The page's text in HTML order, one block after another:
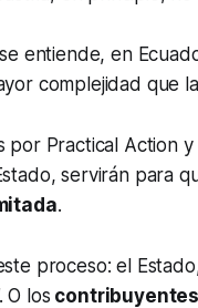
entiende, en
complejidad que
por Practical Action
servirán para
.
proceso: el
O los contribuyentes